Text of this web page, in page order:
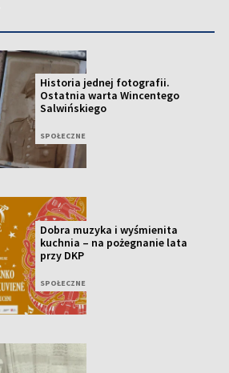
Historia jednej fotografii.
Ostatnia warta Wincentego
Salwińskiego
SPOŁECZNE
Dobra muzyka i wyśmienita
kuchnia – na pożegnanie lata
przy DKP
SPOŁECZNE